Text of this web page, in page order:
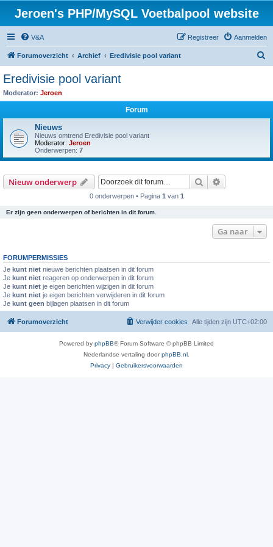
Jeroen's PHP/MySQL Voetbalpool website
V&A Aanmelden
Registreer
Forumoverzicht Archief Eredivisie pool variant
Eredivisie pool variant
Moderator: Jeroen
Forum
Nieuws
Nieuws omtrend Eredivisie pool variant
Moderator: Jeroen
Onderwerpen: 7
Nieuw onderwerp Zoek
0 onderwerpen • Pagina 1 van 1
Er zijn geen onderwerpen of berichten in dit forum.
Ga naar
FORUMPERMISSIES
Je kunt niet nieuwe berichten plaatsen in dit forum
Je kunt niet reageren op onderwerpen in dit forum
Je kunt niet je eigen berichten wijzigen in dit forum
Je kunt niet je eigen berichten verwijderen in dit forum
Je kunt geen bijlagen plaatsen in dit forum
Forumoverzicht Alle tijden zijn UTC+02:00
Verwijder cookies
Powered by phpBB® Forum Software © phpBB Limited
Nederlandse vertaling doorphpBB.nl
Privacy | Gebruikersvoorwaarden